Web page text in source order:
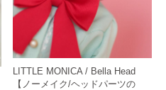
LITTLE MONICA / Bella Head
【ノーメイク/ヘッドパーツの